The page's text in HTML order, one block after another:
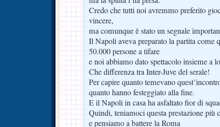
Credo che tutti noi avremmo preferito
vincere,
ma comunque è stato un segnale
Il Napoli aveva preparato la partita come
50.000 persone a tifare
e noi abbiamo dato spettacolo insieme a
Che differenza tra Inter-Juve del serale!
Per capire quanto temevano
quanto hanno festeggiato alla fine.
E il Napoli in casa ha asfaltato fior di
Quindi, teniamoci questa prestazione più
e pensiamo a battere la Roma